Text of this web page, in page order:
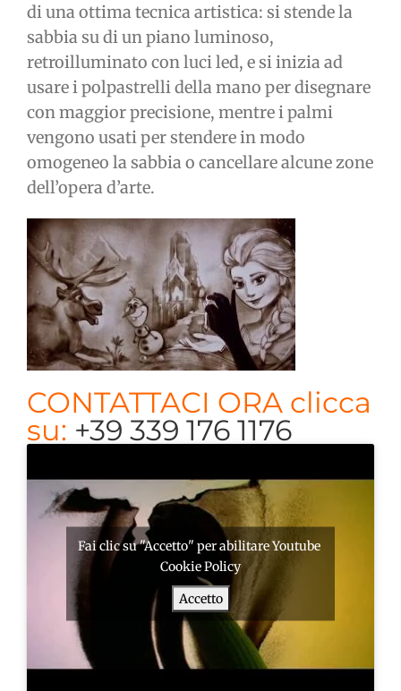
di una ottima tecnica artistica: si stende la
sabbia su di un piano luminoso,
retroilluminato con luci led, e si inizia ad
usare i polpastrelli della mano per disegnare
con maggior precisione, mentre i palmi
vengono usati per stendere in modo
omogeneo la sabbia o cancellare alcune zone
dell’opera d’arte.
CONTATTACI ORA clicca
su: +39 339 176 1176
Fai clic su "Accetto" per abilitare Youtube
Cookie Policy
Accetto